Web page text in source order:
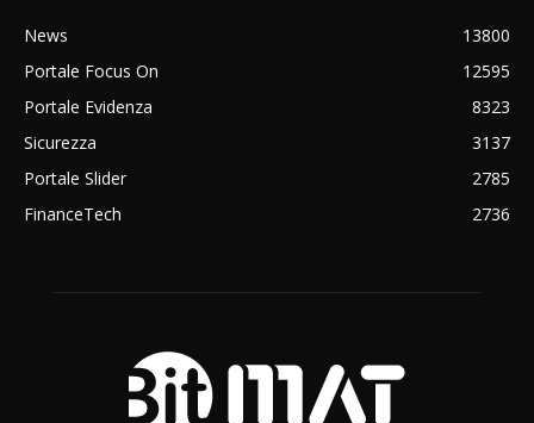
News
13800
Portale Focus On
12595
Portale Evidenza
8323
Sicurezza
3137
Portale Slider
2785
FinanceTech
2736